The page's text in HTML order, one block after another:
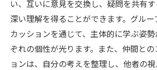
い、互いに意見を交換し、疑問を共有
深い理解を得ることができます。グル
カッションを通じて、主体的に学ぶ姿
ぞれの個性が光ります。また、仲間と
ョンは、自分の考えを整理し、他者の